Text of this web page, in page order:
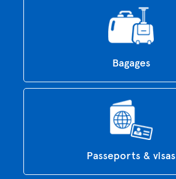
Bagages
Passeports & visas